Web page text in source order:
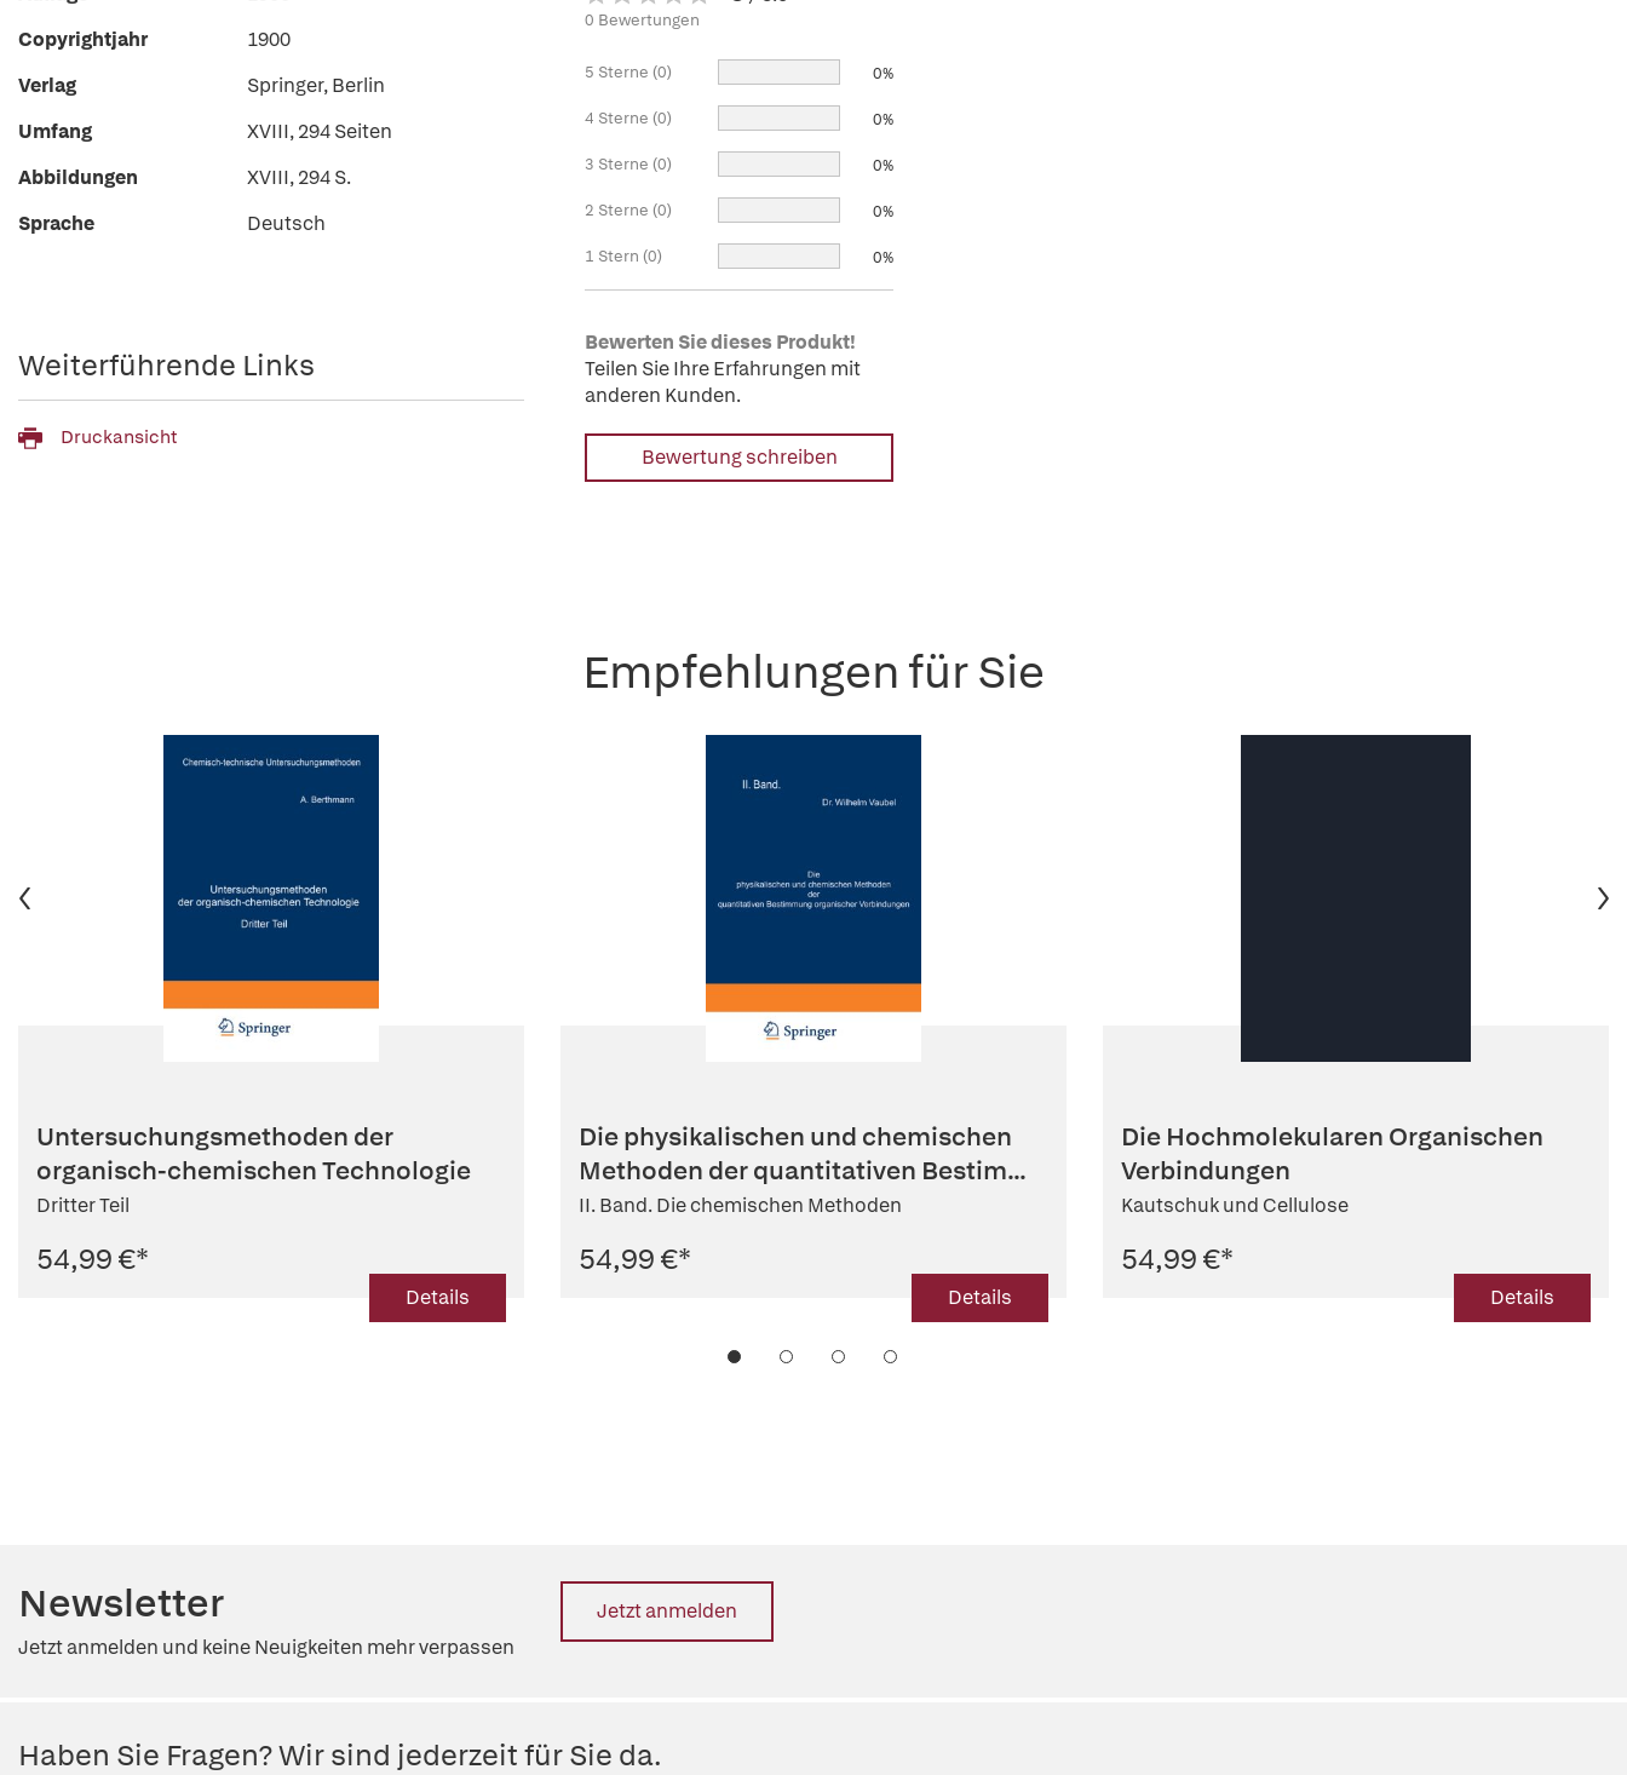
0 Bewertungen
5 Sterne (0) 0%
4 Sterne (0) 0%
3 Sterne (0) 0%
2 Sterne (0) 0%
1 Stern (0) 0%
Bewerten Sie dieses Produkt!
Teilen Sie Ihre Erfahrungen mit
anderen Kunden.
Bewertung schreiben
Copyrightjahr
1900
Verlag
Springer, Berlin
Umfang
XVIII, 294 Seiten
Abbildungen
XVIII, 294 S.
Sprache
Deutsch
Weiterführende Links
Druckansicht
Empfehlungen für Sie
Untersuchungsmethoden der
organisch-chemischen Technologie
Dritter Teil
54,99 €*
Details
Die physikalischen und chemischen
Methoden der quantitativen Bestim...
II. Band. Die chemischen Methoden
54,99 €*
Details
Die Hochmolekularen Organischen
Verbindungen
Kautschuk und Cellulose
54,99 €*
Details
Newsletter
Jetzt anmelden und keine Neuigkeiten mehr verpassen
Jetzt anmelden
Haben Sie Fragen? Wir sind jederzeit für Sie da.